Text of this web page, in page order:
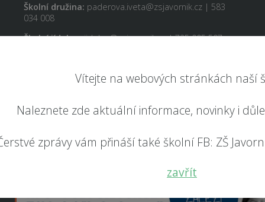
Vítejte na webových stránkách naší
Naleznete zde aktuální informace, novinky i
zprávy vám přináší také školní FB: ZŠ
zavřít
Školní družina: paderova.iveta@zsjavornik.cz | 583
034 008
Školní jídelna:jidelna@zsjavornik.cz | 725 005 507